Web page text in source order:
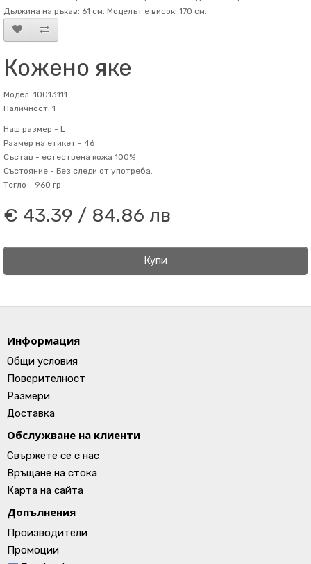
Дължина на ръкав: 61 см. Mоделът е висок: 170 см.
Кожено яке
Модел: 10013111
Наличност: 1
Наш размер - L
Размер на етикет - 46
Състав - естествена кожа 100%
Състояние - Без следи от употреба.
Тегло - 960 гр.
€ 43.39 / 84.86 лв
Купи
Информация
Общи условия
Поверителност
Размери
Доставка
Обслужване на клиенти
Свържете се с нас
Връщане на стока
Карта на сайта
Допълнения
Производители
Промоции